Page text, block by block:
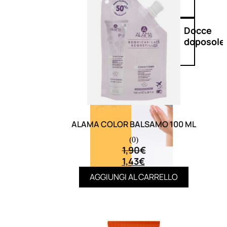
Doposole
Docce
doposole
NATURALI
ALAMA COLOR BALSAMO 100 ML
(0)
1,90€
1,43€
AGGIUNGI AL CARRELLO